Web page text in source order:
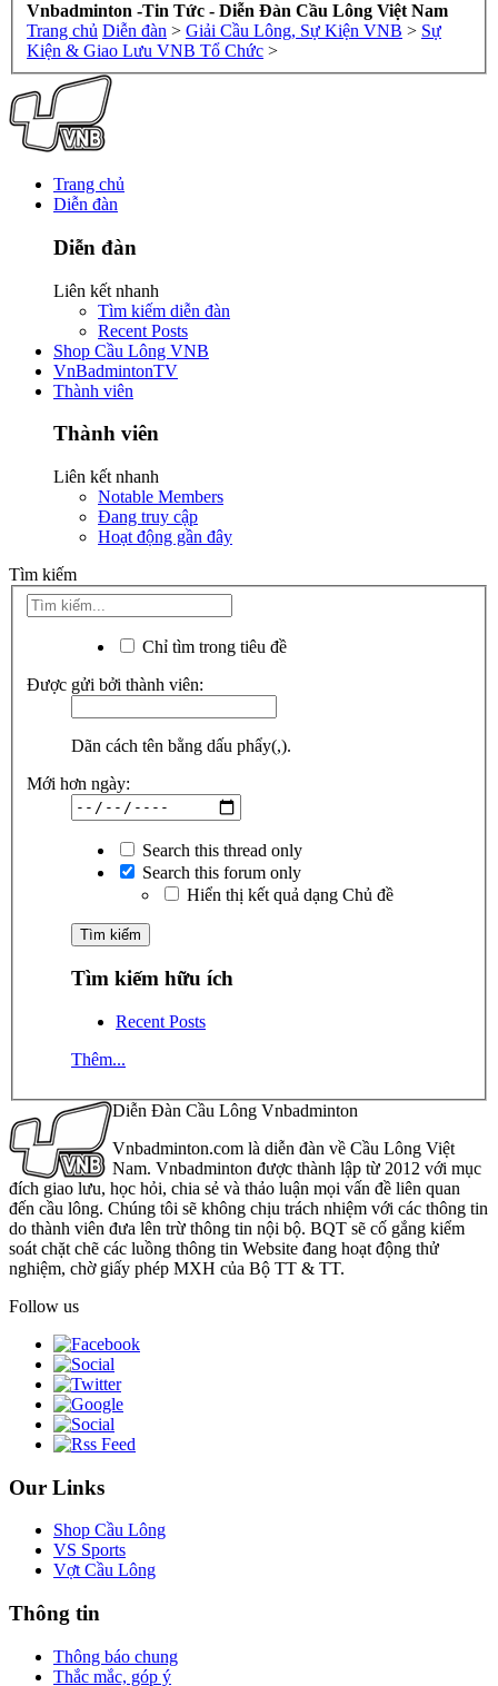
Vnbadminton -Tin Tức - Diễn Đàn Cầu Lông Việt Nam
Trang chủ Diễn đàn > Giải Cầu Lông, Sự Kiện VNB > Sự
Kiện & Giao Lưu VNB Tổ Chức >
Trang chủ
Diễn đàn
Diễn đàn
Liên kết nhanh
Tìm kiếm diễn đàn
Recent Posts
Shop Cầu Lông VNB
VnBadmintonTV
Thành viên
Thành viên
Liên kết nhanh
Notable Members
Đang truy cập
Hoạt động gần đây
Tìm kiếm
Chỉ tìm trong tiêu đề
Được gửi bởi thành viên:
Dãn cách tên bằng dấu phẩy(,).
Mới hơn ngày:
Search this thread only
Search this forum only
Hiển thị kết quả dạng Chủ đề
Tìm kiếm hữu ích
Recent Posts
Thêm...
Diễn Đàn Cầu Lông Vnbadminton
Vnbadminton.com là diễn đàn về Cầu Lông Việt
Nam. Vnbadminton được thành lập từ 2012 với mục
đích giao lưu, học hỏi, chia sẻ và thảo luận mọi vấn đề liên quan
đến cầu lông. Chúng tôi sẽ không chịu trách nhiệm với các thông tin
do thành viên đưa lên trừ thông tin nội bộ. BQT sẽ cố gắng kiểm
soát chặt chẽ các luồng thông tin Website đang hoạt động thử
nghiệm, chờ giấy phép MXH của Bộ TT & TT.
Follow us
Our Links
Shop Cầu Lông
VS Sports
Vợt Cầu Lông
Thông tin
Thông báo chung
Thắc mắc, góp ý